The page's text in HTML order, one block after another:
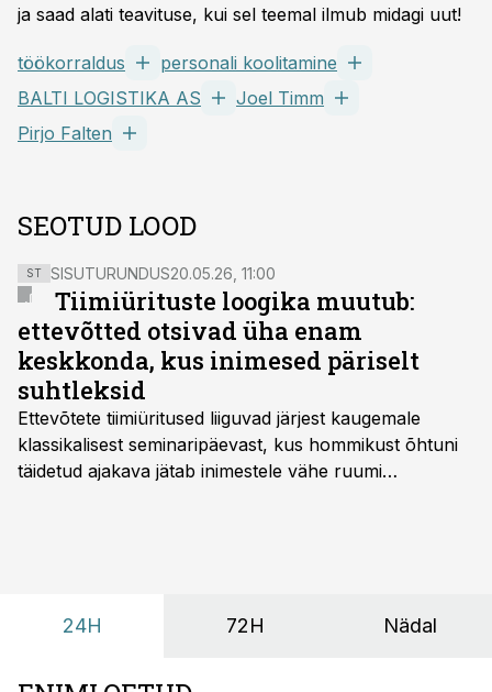
ja saad alati teavituse, kui sel teemal ilmub midagi uut!
töökorraldus
personali koolitamine
BALTI LOGISTIKA AS
Joel Timm
Pirjo Falten
SEOTUD LOOD
ST SISUTURUNDUS20.05.26, 11:00
Tiimiürituste loogika muutub:
ettevõtted otsivad üha enam
keskkonda, kus inimesed päriselt
suhtleksid
Ettevõtete tiimiüritused liiguvad järjest kaugemale
klassikalisest seminaripäevast, kus hommikust õhtuni
täidetud ajakava jätab inimestele vähe ruumi
24H 72H Nädal